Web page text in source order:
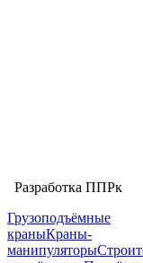
Разработка ППРк
Грузоподъёмные
краныКраны-
манипуляторы